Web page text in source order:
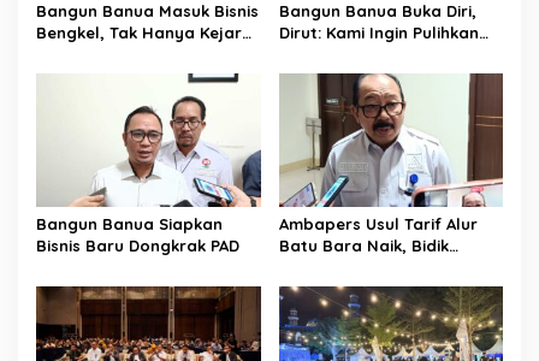
Bangun Banua Masuk Bisnis
Bengkel, Tak Hanya Kejar
Bangun Banua Buka Diri,
Dirut: Kami Ingin Pulihkan
Bangun Banua Siapkan
Bisnis Baru Dongkrak PAD
Ambapers Usul Tarif Alur
Batu Bara Naik, Bidik